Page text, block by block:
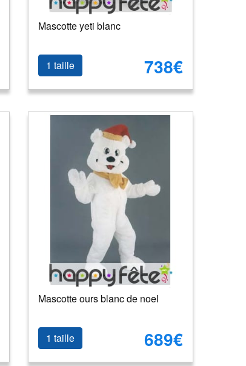
Mascotte yeti blanc
1 taille 738€
Mascotte ours blanc de noel
1 taille 689€